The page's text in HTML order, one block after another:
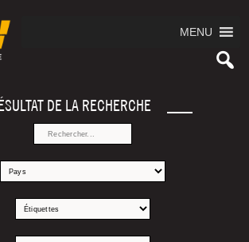
MENU
DE LA RECHERCHE